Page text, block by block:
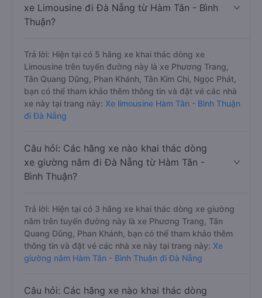
xe Limousine đi Đà Nẵng từ Hàm Tân - Bình
Thuận?
Trả lời: Hiện tại có 5 hãng xe khai thác dòng xe
Limousine trên tuyến đường này là xe Phương Trang,
Tân Quang Dũng, Phan Khánh, Tân Kim Chi, Ngọc Phát,
bạn có thể tham khảo thêm thông tin và đặt vé các nhà
xe này tại trang này: Xe limousine Hàm Tân - Bình Thuận
đi Đà Nẵng
Câu hỏi: Các hãng xe nào khai thác dòng
xe giường nằm đi Đà Nẵng từ Hàm Tân -
Bình Thuận?
Trả lời: Hiện tại có 3 hãng xe khai thác dòng xe giường
nằm trên tuyến đường này là xe Phương Trang, Tân
Quang Dũng, Phan Khánh, bạn có thể tham khảo thêm
thông tin và đặt vé các nhà xe này tại trang này: Xe
giường nằm Hàm Tân - Bình Thuận đi Đà Nẵng
Câu hỏi: Các hãng xe nào khai thác dòng